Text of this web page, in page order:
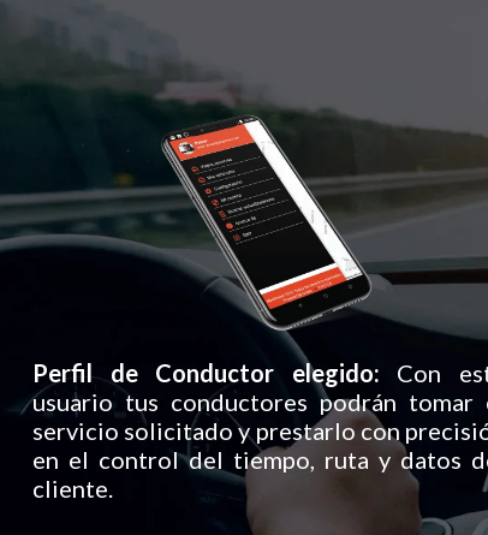
MOVIL
Perfil de Conductor elegido: Con
usuario tus conductores podrán tomar
servicio solicitado y prestarlo con
en el control del tiempo, ruta y datos
cliente.